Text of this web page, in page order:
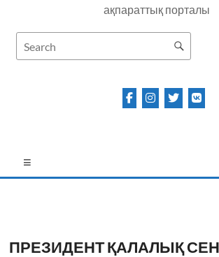
ақпараттық порталы
ПРЕЗИДЕНТ ҚАЛАЛЫҚ